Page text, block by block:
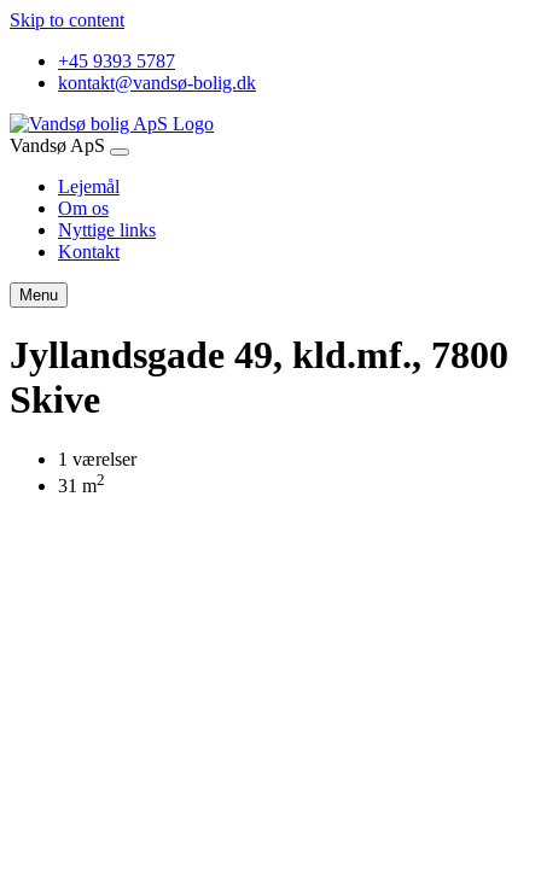
Skip to content
+45 9393 5787
kontakt@vandsø-bolig.dk
Vandsø ApS
Lejemål
Om os
Nyttige links
Kontakt
Menu
Jyllandsgade 49, kld.mf., 7800
Skive
1 værelser
31 m2